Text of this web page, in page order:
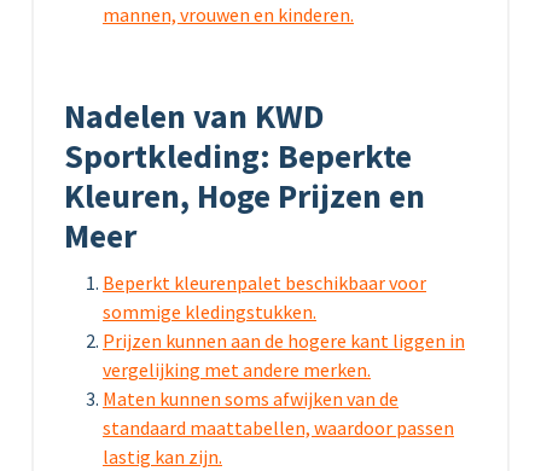
mannen, vrouwen en kinderen.
Nadelen van KWD
Sportkleding: Beperkte
Kleuren, Hoge Prijzen en
Meer
Beperkt kleurenpalet beschikbaar voor
sommige kledingstukken.
Prijzen kunnen aan de hogere kant liggen in
vergelijking met andere merken.
Maten kunnen soms afwijken van de
standaard maattabellen, waardoor passen
lastig kan zijn.